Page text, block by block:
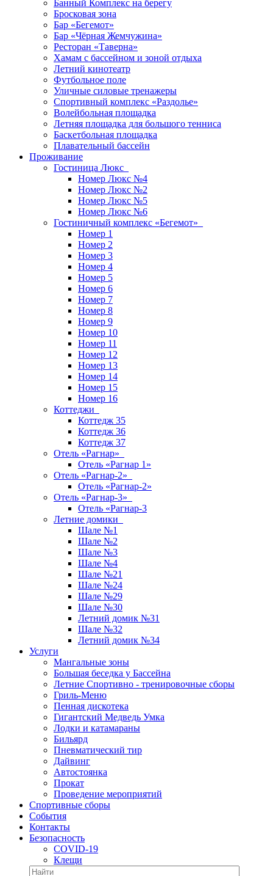
Банный Комплекс на берегу
Бросковая зона
Бар «Бегемот»
Бар «Чёрная Жемчужина»
Ресторан «Таверна»
Хамам с бассейном и зоной отдыха
Летний кинотеатр
Футбольное поле
Уличные силовые тренажеры
Спортивный комплекс «Раздолье»
Волейбольная площадка
Летняя площадка для большого тенниса
Баскетбольная площадка
Плавательный бассейн
Проживание
Гостиница Люкс
Номер Люкс №4
Номер Люкс №2
Номер Люкс №5
Номер Люкс №6
Гостиничный комплекс «Бегемот»
Номер 1
Номер 2
Номер 3
Номер 4
Номер 5
Номер 6
Номер 7
Номер 8
Номер 9
Номер 10
Номер 11
Номер 12
Номер 13
Номер 14
Номер 15
Номер 16
Коттеджи
Коттедж 35
Коттедж 36
Коттедж 37
Отель «Рагнар»
Отель «Рагнар 1»
Отель «Рагнар-2»
Отель «Рагнар-2»
Отель «Рагнар-3»
Отель «Рагнар-3
Летние домики
Шале №1
Шале №2
Шале №3
Шале №4
Шале №21
Шале №24
Шале №29
Шале №30
Летний домик №31
Шале №32
Летний домик №34
Услуги
Мангальные зоны
Большая беседка у Бассейна
Летние Спортивно - тренировочные сборы
Гриль-Меню
Пенная дискотека
Гигантский Медведь Умка
Лодки и катамараны
Бильярд
Пневматический тир
Дайвинг
Автостоянка
Прокат
Проведение мероприятий
Спортивные сборы
События
Контакты
Безопасность
COVID-19
Клещи